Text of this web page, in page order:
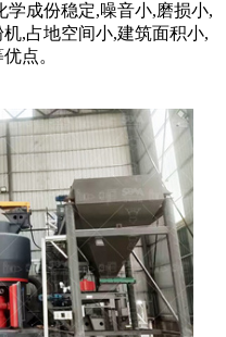
学成份稳定,噪音小,磨损小,
,占地空间小,建筑面积小,
点。